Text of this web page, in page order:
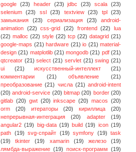
google (23) header (23) jdbc (23) scala (23)
selenium
(23) ssl (23) textview (23) tpl
(23)
замыкания
(23) сериализация (23)
android-
animation (22) css-grid (22) frontend (22)
lua
(22) malloc (22) style (22) tcp (22) datagrid (21)
google-maps (21) hardware (21) io (21) material-
design (21) matplotlib (21) mongodb (21) pdf (21)
qtcreator (21) select (21) servlet (21) swing (21)
ui
(21) искусственный-интеллект
(21)
комментарии
(21) объявление
(21)
преобразование (21) числа (21) android-intent
(20) android-service (20) bitmap (20) border (20)
gitlab (20) gwt (20) inkscape (20) macos (20)
orm
(20) итераторы (20) кириллица
(20)
непрерывная-интеграция
(20) adapter
(19)
angular2 (19) big-data (19) build (19) icon (19)
path (19) svg-спрайт (19) symfony (19) task
(19)
tkinter (19) xamarin (19) железо
(19)
лямбда-выражение (19) поиск-программ (19)